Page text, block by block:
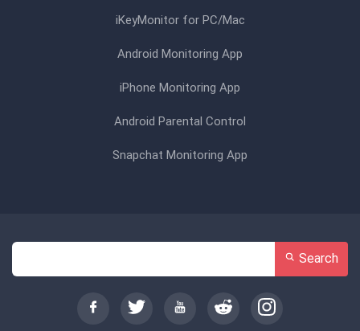
iKeyMonitor for PC/Mac
Android Monitoring App
iPhone Monitoring App
Android Parental Control
Snapchat Monitoring App
Search